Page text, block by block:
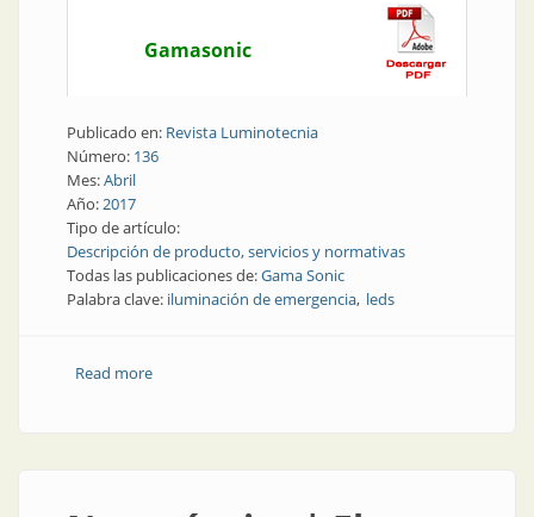
Gamasonic
Publicado en: Revista Luminotecnia
Número: 136
Mes:Abril
Año:2017
Tipo de artículo:
Descripción de producto, servicios y normativas
Todas las publicaciones de:Gama Sonic
Palabra clave: iluminación de emergencia leds
Read moreabout Producto | Nuevas tendencias en Iluminación